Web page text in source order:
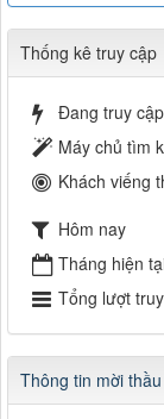
Thống kê truy cập
Đang truy cập
Máy chủ tìm
Khách viếng
Hôm nay
Tháng hiện
Tổng lượt
Thông tin mời thầu